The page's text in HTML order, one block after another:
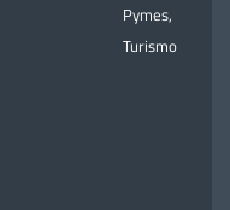
Pymes,
Turismo